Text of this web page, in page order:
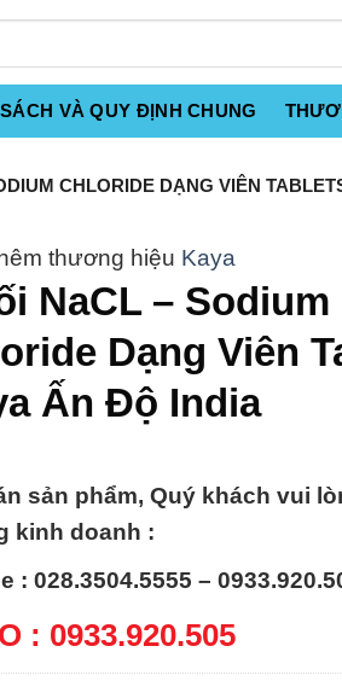
VÀ QUY ĐỊNH CHUNG
CHLORIDE DẠNG VIÊN
Kaya
NaCL – Sodium
Dạng Viên
Ấn Độ India
sản phẩm, Quý khách vui
kinh doanh :
: 028.3504.5555 –
: 0933.920.505